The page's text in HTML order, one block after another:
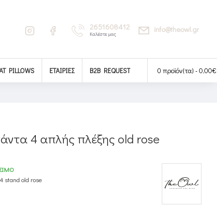
2651608412
Καλέστε μας
info@theowl.gr
PILLOWS ΕΤΑΙΡΊΕΣ B2B REQUEST 0 προϊόν(τα) - 0,00€
4 απλής πλέξης old rose
4 stand old rose